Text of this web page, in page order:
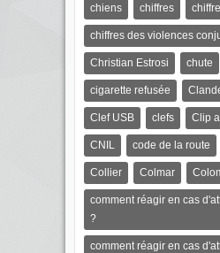
chiens chiffres
chiffres des violences
Christian Estrosi chute
cigarette refusée
Clef USB clefs Clip
CNIL code de la route
Collier Colmar
comment réagir en cas
?
comment réagir en cas